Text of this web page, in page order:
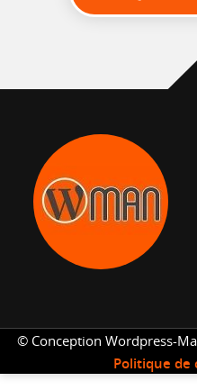
© Conception Wordpress-
Politique